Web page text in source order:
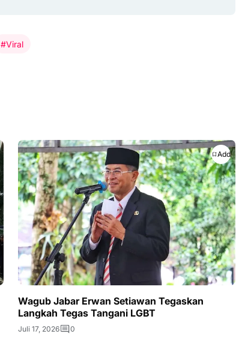
#Viral
Add
Wagub Jabar Erwan Setiawan Tegaskan
Langkah Tegas Tangani LGBT
Juli 17, 2026 0